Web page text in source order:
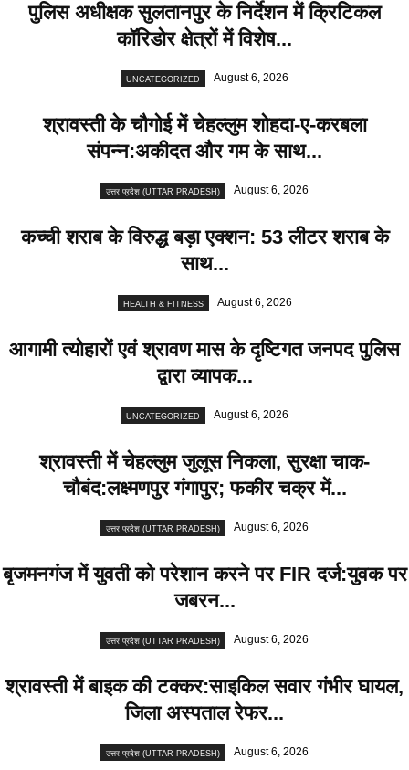
पुलिस अधीक्षक सुलतानपुर के निर्देशन में क्रिटिकल
कॉरिडोर क्षेत्रों में विशेष...
UNCATEGORIZED August 6, 2026
श्रावस्ती के चौगोई में चेहल्लुम शोहदा-ए-करबला
संपन्न:अकीदत और गम के साथ...
उत्तर प्रदेश (UTTAR PRADESH) August 6, 2026
कच्ची शराब के विरुद्ध बड़ा एक्शन: 53 लीटर शराब के
साथ...
HEALTH & FITNESS August 6, 2026
आगामी त्योहारों एवं श्रावण मास के दृष्टिगत जनपद पुलिस
द्वारा व्यापक...
UNCATEGORIZED August 6, 2026
श्रावस्ती में चेहल्लुम जुलूस निकला, सुरक्षा चाक-
चौबंद:लक्ष्मणपुर गंगापुर; फकीर चक्र में...
उत्तर प्रदेश (UTTAR PRADESH) August 6, 2026
बृजमनगंज में युवती को परेशान करने पर FIR दर्ज:युवक पर
जबरन...
उत्तर प्रदेश (UTTAR PRADESH) August 6, 2026
श्रावस्ती में बाइक की टक्कर:साइकिल सवार गंभीर घायल,
जिला अस्पताल रेफर...
उत्तर प्रदेश (UTTAR PRADESH) August 6, 2026